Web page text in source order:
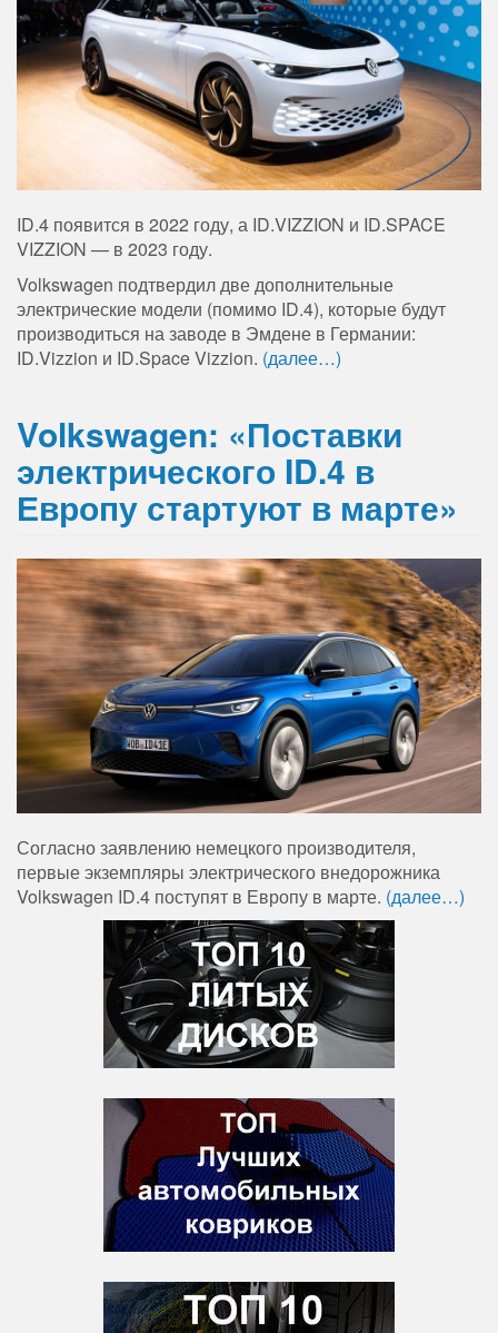
ID.4 появится в 2022 году, а ID.VIZZION и ID.SPACE
VIZZION — в 2023 году.
Volkswagen подтвердил две дополнительные
электрические модели (помимо ID.4), которые будут
производиться на заводе в Эмдене в Германии:
ID.Vizzion и ID.Space Vizzion. (далее…)
Volkswagen: «Поставки
электрического ID.4 в
Европу стартуют в марте»
Согласно заявлению немецкого производителя,
первые экземпляры электрического внедорожника
Volkswagen ID.4 поступят в Европу в марте. (далее…)